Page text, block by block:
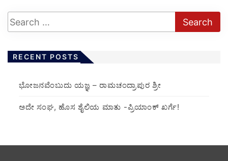
RECENT POSTS
ಭೋಜನವೆಂಬುದು ಯಜ್ಞ – ರಾಮಚಂದ್ರಾಪುರ ಶ್ರೀ
ಅದೇ ಸಂಘ, ಹೊಸ ಶೈಲಿಯ ಮಾತು -ಪ್ರಿಯಾಂಕ್ ಖರ್ಗೆ!